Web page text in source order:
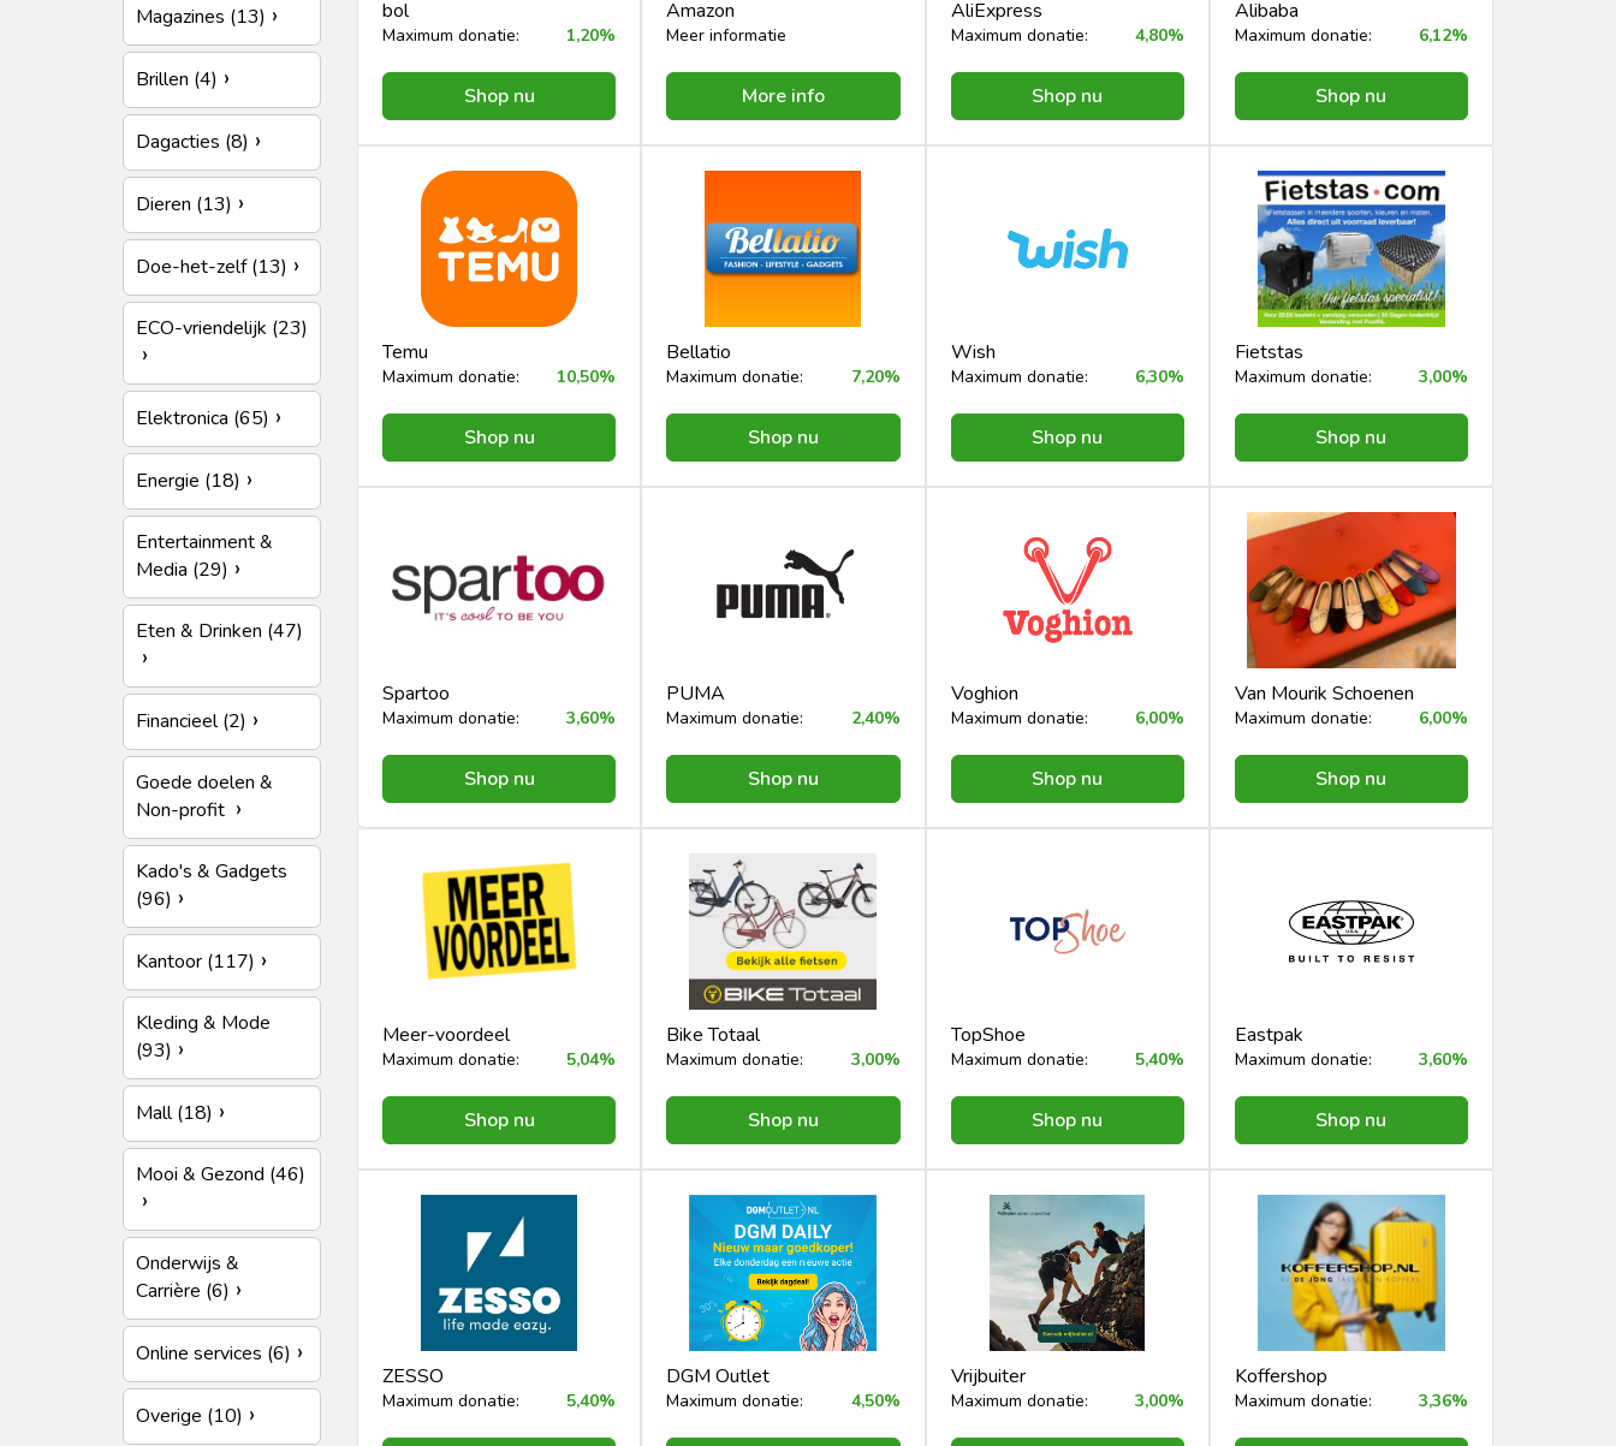
Magazines (13)
Brillen (4)
Dagacties (8)
Dieren (13)
Doe-het-zelf (13)
ECO-vriendelijk (23)
Elektronica (65)
Energie (18)
Entertainment &
Media (29)
Eten & Drinken (47)
Financieel (2)
Goede doelen &
Non-profit
Kado's & Gadgets
(96)
Kantoor (117)
Kleding & Mode
(93)
Mall (18)
Mooi & Gezond (46)
Onderwijs &
Carrière (6)
Online services (6)
Overige (10)
bol
Maximum donatie: 1,20%
Shop nu
Amazon
Meer informatie
More info
AliExpress
Maximum donatie: 4,80%
Shop nu
Alibaba
Maximum donatie: 6,12%
Shop nu
Temu
Maximum donatie: 10,50%
Shop nu
Bellatio
Maximum donatie: 7,20%
Shop nu
Wish
Maximum donatie: 6,30%
Shop nu
Fietstas
Maximum donatie: 3,00%
Shop nu
Spartoo
Maximum donatie: 3,60%
Shop nu
PUMA
Maximum donatie: 2,40%
Shop nu
Voghion
Maximum donatie: 6,00%
Shop nu
Van Mourik Schoenen
Maximum donatie: 6,00%
Shop nu
Meer-voordeel
Maximum donatie: 5,04%
Shop nu
Bike Totaal
Maximum donatie: 3,00%
Shop nu
TopShoe
Maximum donatie: 5,40%
Shop nu
Eastpak
Maximum donatie: 3,60%
Shop nu
ZESSO
Maximum donatie: 5,40%
DGM Outlet
Maximum donatie: 4,50%
Vrijbuiter
Maximum donatie: 3,00%
Koffershop
Maximum donatie: 3,36%